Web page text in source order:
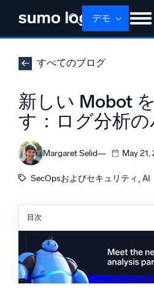
デモ
せいひん ソリューション
ログイン 無料トライアル
マルチエージェントAIプラッ
プラットフォーム
監視、トラブルシューティング、自動化
AI/ML 搭載
すべてのブログ
新しい Mobot
す：ログ分析
Margaret Selid May 21,
SecOpsおよびセキュリティ , AI
目次
るのでしょうか。
各チームが新しい Mobot をど
例 1：エラー率トリアージ
例2：根本原因分析